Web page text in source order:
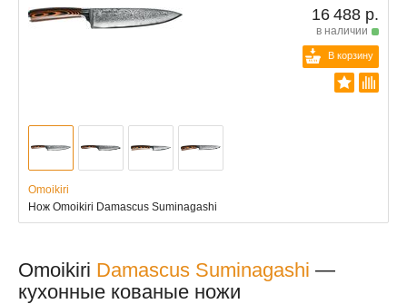
16 488 р.
в наличии
В корзину
Omoikiri
Нож Omoikiri Damascus Suminagashi
Omoikiri Damascus Suminagashi —
кухонные кованые ножи